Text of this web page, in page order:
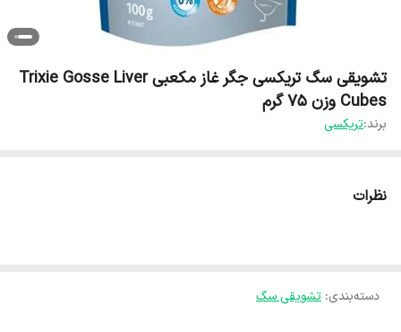
تشویقی سگ تریکسی جگر غاز مکعبی Trixie Gosse Liver
Cubes وزن 75 گرم
برند:تریکسی
نظرات
دسته‌بندی: تشویقی سگ